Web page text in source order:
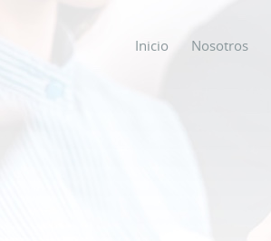
Inicio Nosotros